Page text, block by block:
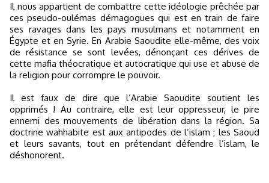
Il nous appartient de combattre cette idéologie prêchée par
ces pseudo-oulémas démagogues qui est en train de faire
ses ravages dans les pays musulmans et notamment en
Égypte et en Syrie. En Arabie Saoudite elle-même, des voix
de résistance se sont levées, dénonçant ces dérives de
cette mafia théocratique et autocratique qui use et abuse de
la religion pour corrompre le pouvoir.
Il est faux de dire que l’Arabie Saoudite soutient les
opprimés ! Au contraire, elle est leur oppresseur, le pire
ennemi des mouvements de libération dans la région. Sa
doctrine wahhabite est aux antipodes de l’islam ; les Saoud
et leurs savants, tout en prétendant défendre l’islam, le
déshonorent.